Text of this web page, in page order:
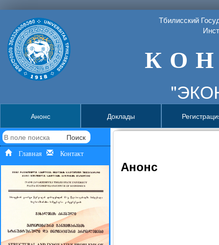
Тбилисский
К О Н
Анонс Доклады
Поиск
Главная Контакт
Анонс